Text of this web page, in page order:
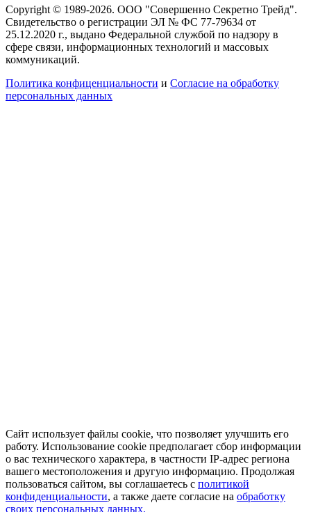
Copyright © 1989-2026. ООО "Совершенно Секретно Трейд".
Свидетельство о регистрации ЭЛ № ФС 77-79634 от
25.12.2020 г., выдано Федеральной службой по надзору в
сфере связи, информационных технологий и массовых
коммуникаций.
Политика конфиценциальности и Согласие на обработку
персональных данных
Сайт использует файлы cookie, что позволяет улучшить его
работу. Использование cookie предполагает сбор информации
о вас технического характера, в частности IP-адрес региона
вашего местоположения и другую информацию. Продолжая
пользоваться сайтом, вы соглашаетесь с политикой
конфиденциальности, а также даете согласие на обработку
своих персональных данных.